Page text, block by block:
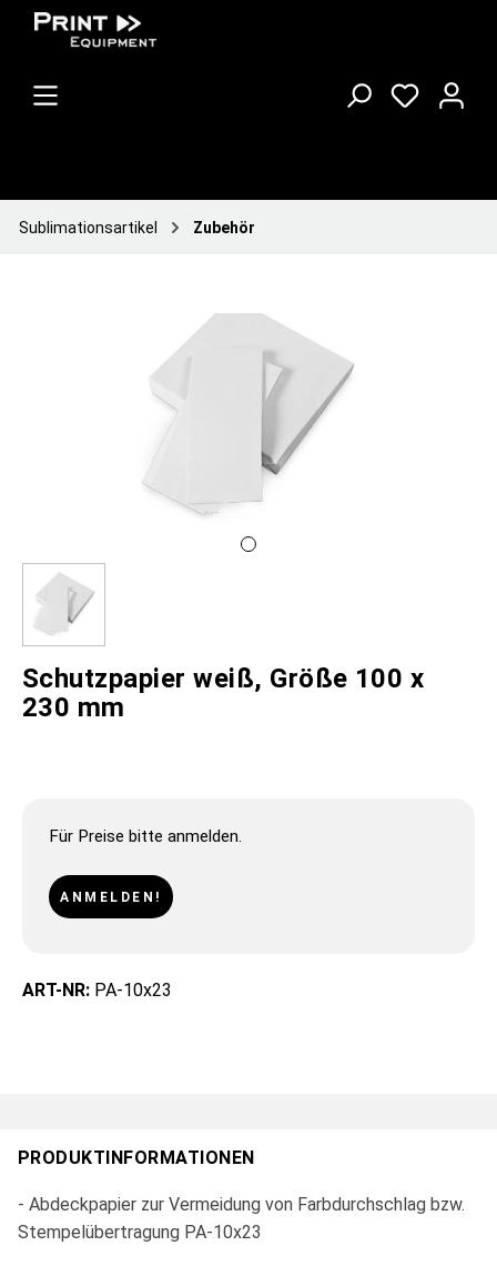
Sublimationsartikel Zubehör
Schutzpapier weiß, Größe 100 x
230 mm
Für Preise bitte anmelden.
ANMELDEN!
ART-NR: PA-10x23
PRODUKTINFORMATIONEN
- Abdeckpapier zur Vermeidung von Farbdurchschlag bzw.
Stempelübertragung PA-10x23